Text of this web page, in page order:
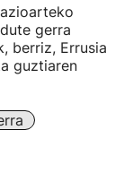
gerra
berriz, Errusia
guztiaren